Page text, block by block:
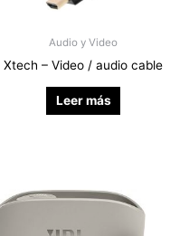
Audio y Video
Xtech – Video / audio cable
Leer más